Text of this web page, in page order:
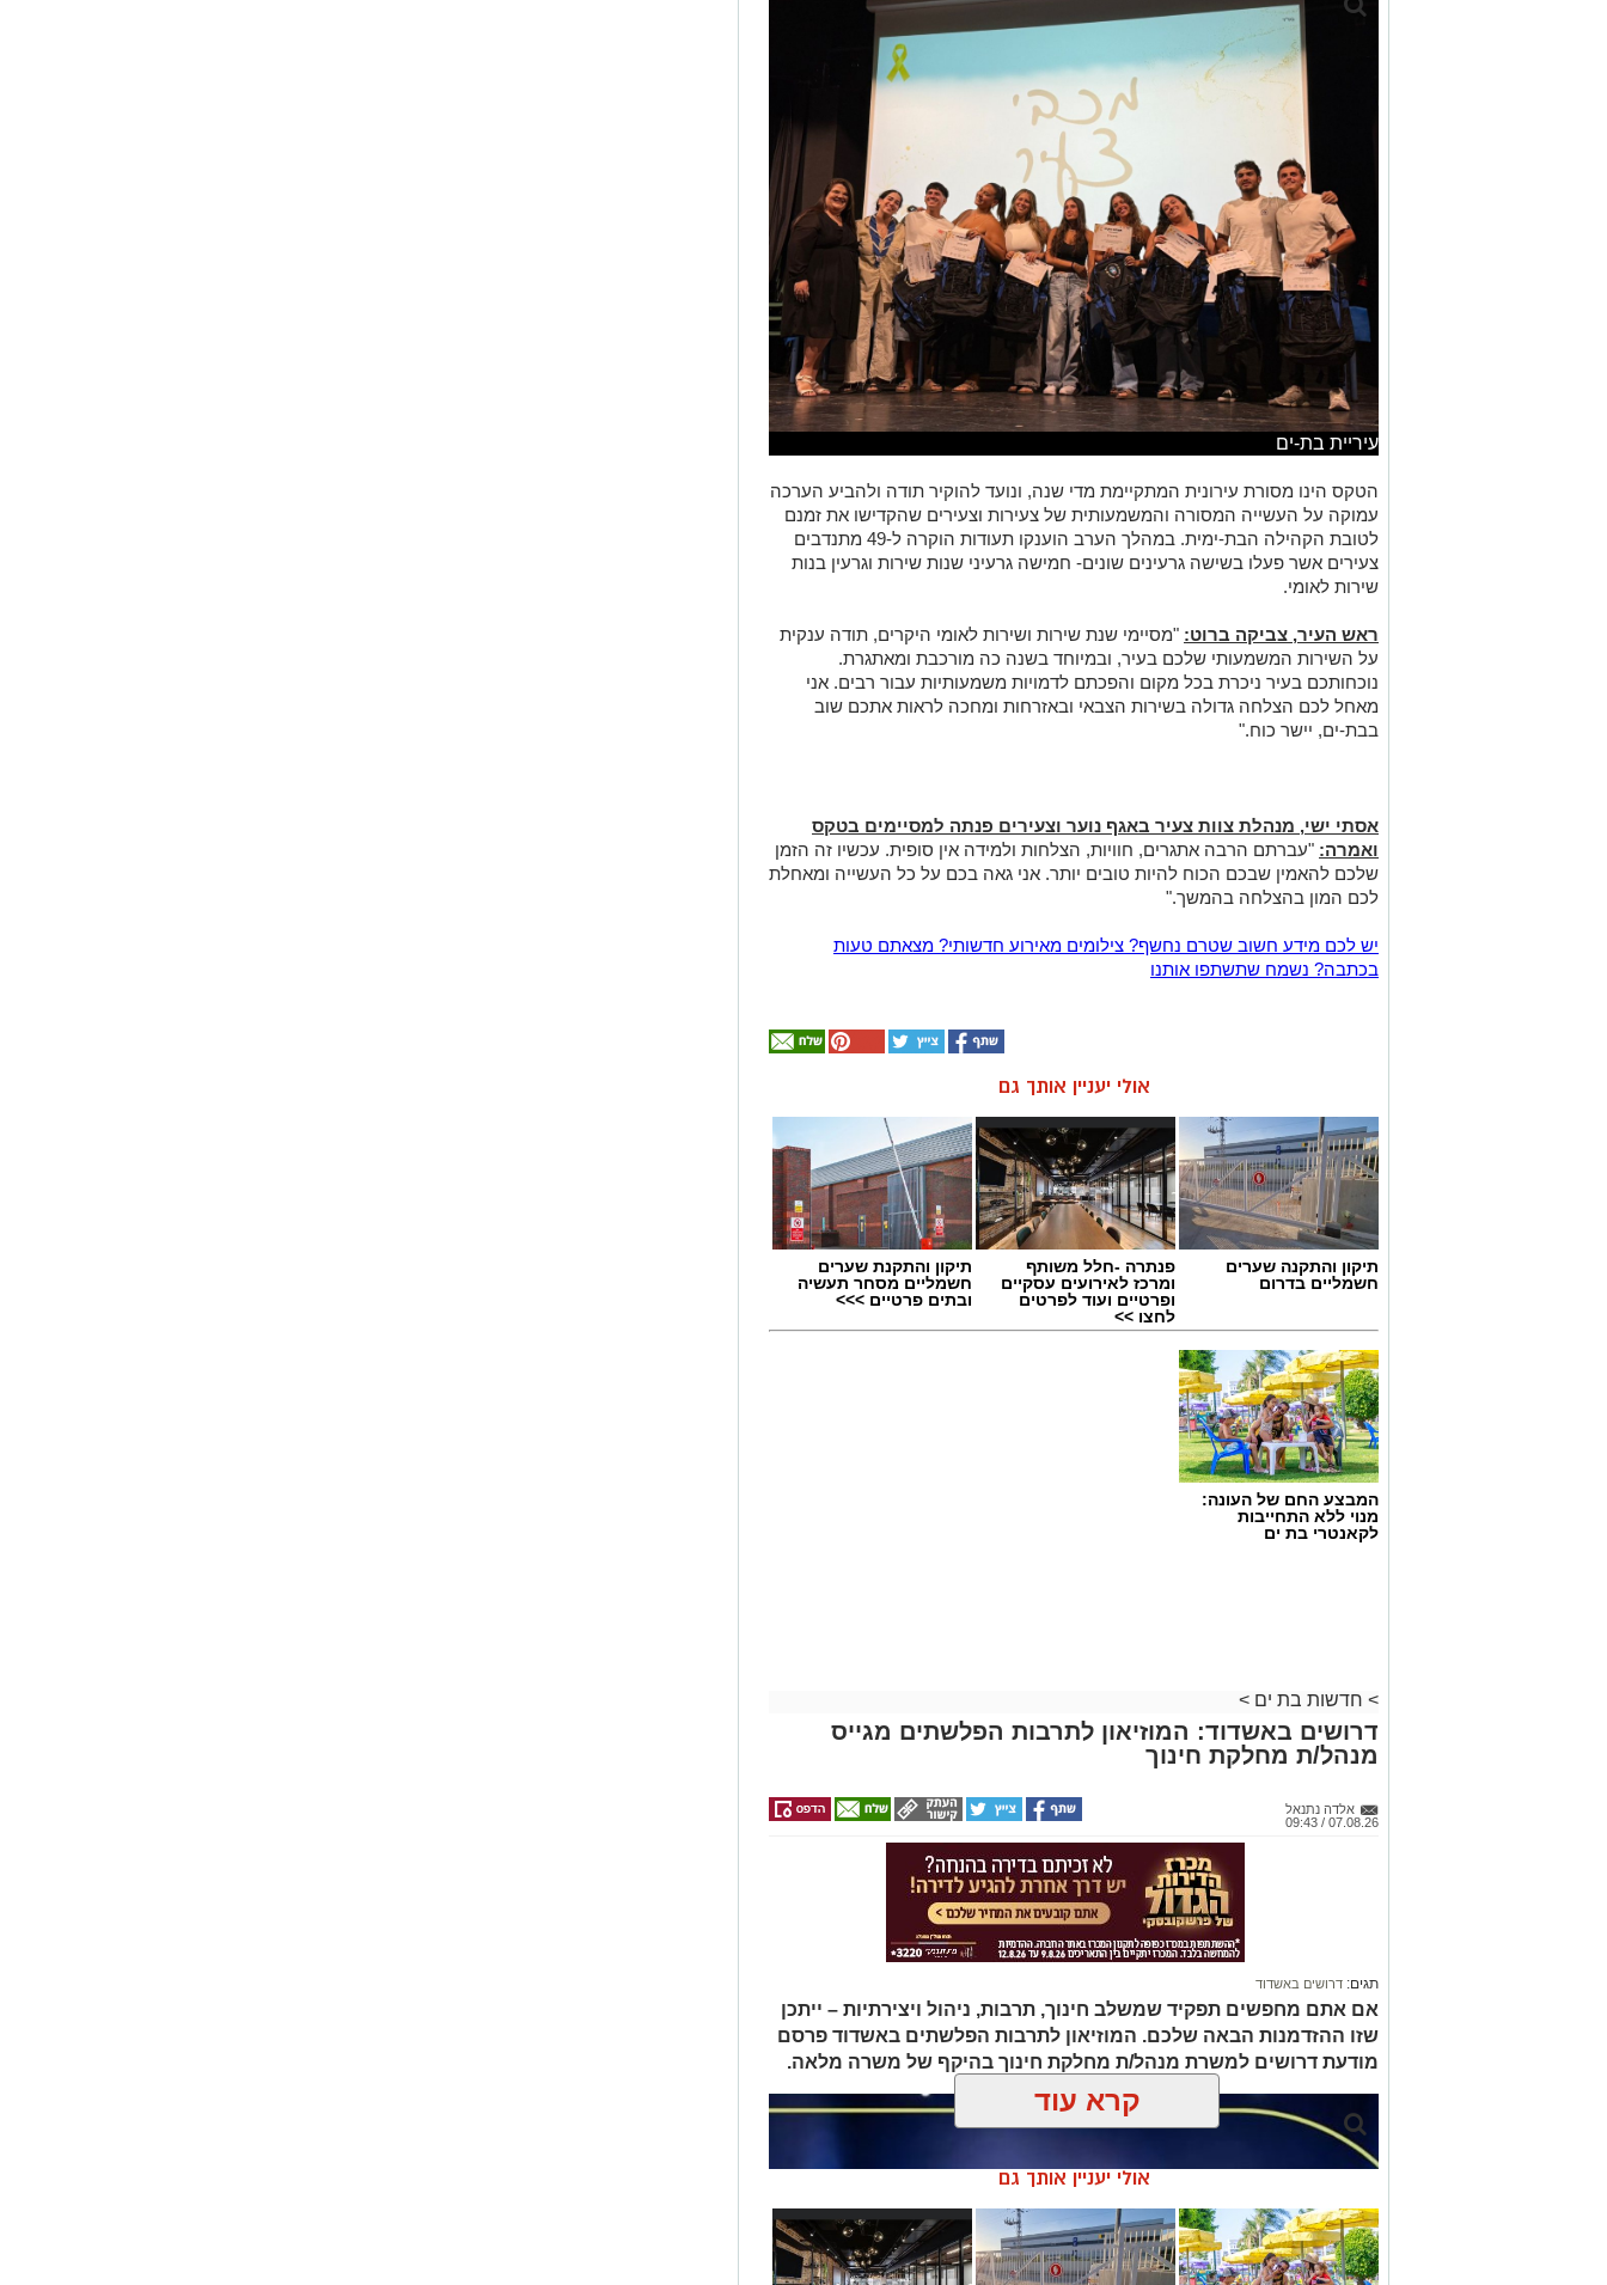
עיריית בת-ים
הטקס הינו מסורת עירונית המתקיימת מדי שנה, ונועד להוקיר תודה ולהביע הערכה
עמוקה על העשייה המסורה והמשמעותית של צעירות וצעירים שהקדישו את זמנם
לטובת הקהילה הבת-ימית. במהלך הערב הוענקו תעודות הוקרה ל-49 מתנדבים
צעירים אשר פעלו בשישה גרעינים שונים- חמישה גרעיני שנות שירות וגרעין בנות
שירות לאומי.
ראש העיר, צביקה ברוט: "מסיימי שנת שירות ושירות לאומי היקרים, תודה ענקית
על השירות המשמעותי שלכם בעיר, ובמיוחד בשנה כה מורכבת ומאתגרת.
נוכחותכם בעיר ניכרת בכל מקום והפכתם לדמויות משמעותיות עבור רבים. אני
מאחל לכם הצלחה גדולה בשירות הצבאי ובאזרחות ומחכה לראות אתכם שוב
בבת-ים, יישר כוח."
אסתי ישי, מנהלת צוות צעיר באגף נוער וצעירים פנתה למסיימים בטקס
ואמרה: "עברתם הרבה אתגרים, חוויות, הצלחות ולמידה אין סופית. עכשיו זה הזמן
שלכם להאמין שבכם הכוח להיות טובים יותר. אני גאה בכם על כל העשייה ומאחלת
לכם המון בהצלחה בהמשך."
יש לכם מידע חשוב שטרם נחשף? צילומים מאירוע חדשותי? מצאתם טעות
בכתבה? נשמח שתשתפו אותנו
אולי יעניין אותך גם
תיקון והתקנה שערים
חשמליים בדרום
פנתרה -חלל משותף
ומרכז לאירועים עסקיים
ופרטיים ועוד לפרטים
לחצו >>
תיקון והתקנת שערים
חשמליים מסחר תעשיה
ובתים פרטיים >>>
המבצע החם של העונה:
מנוי ללא התחייבות
לקאנטרי בת ים
> חדשות בת ים >
דרושים באשדוד: המוזיאון לתרבות הפלשתים מגייס
מנהל/ת מחלקת חינוך
אלדה נתנאל
07.08.26 / 09:43
תגים: דרושים באשדוד
אם אתם מחפשים תפקיד שמשלב חינוך, תרבות, ניהול ויצירתיות – ייתכן
שזו ההזדמנות הבאה שלכם. המוזיאון לתרבות הפלשתים באשדוד פרסם
מודעת דרושים למשרת מנהל/ת מחלקת חינוך בהיקף של משרה מלאה.
קרא עוד
אולי יעניין אותך גם